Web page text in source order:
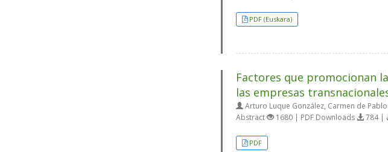
PDF (Euskara)
Factores que promocionan
las empresas
Arturo Luque González, Carmen de
Abstract
1680 | PDF Downloads 784 |
PDF